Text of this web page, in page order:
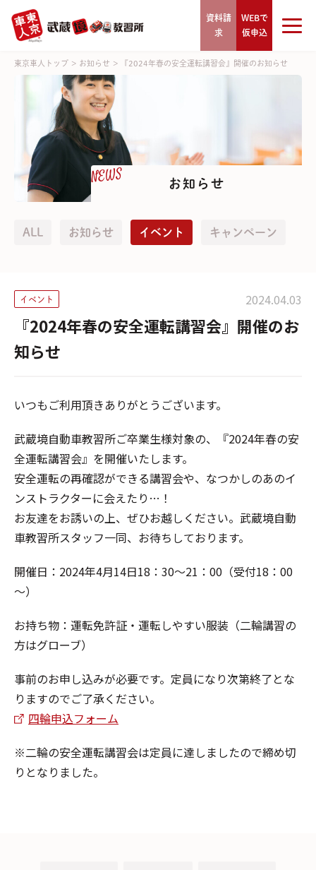
資料請
求
WEBで
仮申込
東京車人トップ > お知らせ > 『2024年春の安全運転講習会』開催のお知らせ
NEWS お知らせ
ALL お知らせ イベント キャンペーン
イベント 2024.04.03
『2024年春の安全運転講習会』開催のお
知らせ
いつもご利用頂きありがとうございます。
武蔵境自動車教習所ご卒業生様対象の、『2024年春の安
全運転講習会』を開催いたします。
安全運転の再確認ができる講習会や、なつかしのあのイ
ンストラクターに会えたり…！
お友達をお誘いの上、ぜひお越しください。武蔵境自動
車教習所スタッフ一同、お待ちしております。
開催日：2024年4月14日18：30～21：00（受付18：00
～）
お持ち物：運転免許証・運転しやすい服装（二輪講習の
方はグローブ）
事前のお申し込みが必要です。定員になり次第終了とな
りますのでご了承ください。
四輪申込フォーム
※二輪の安全運転講習会は定員に達しましたので締め切
りとなりました。